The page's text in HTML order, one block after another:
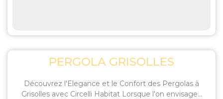
PERGOLA GRISOLLES
Découvrez l'Elegance et le Confort des Pergolas à
Grisolles avec Circelli Habitat Lorsque l'on envisage...